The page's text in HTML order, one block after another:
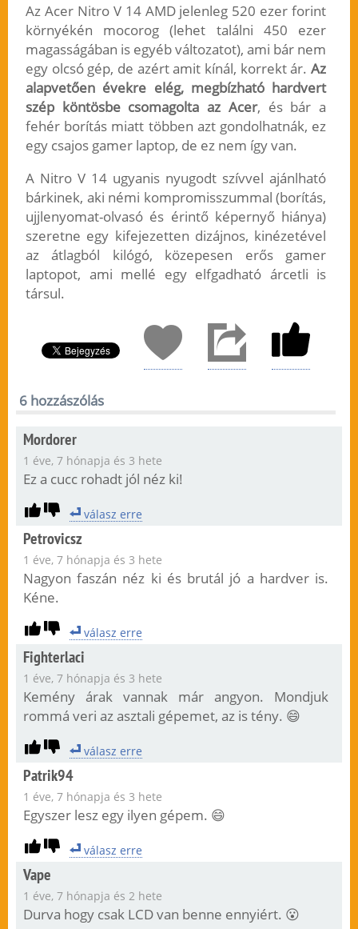
Az Acer Nitro V 14 AMD jelenleg 520 ezer forint
környékén mocorog (lehet találni 450 ezer
magasságában is egyéb változatot), ami bár nem
egy olcsó gép, de azért amit kínál, korrekt ár.Az
alapvetően évekre elég, megbízható hardvert
szép köntösbe csomagolta az Acer, és bár a
fehér borítás miatt többen azt gondolhatnák, ez
egy csajos gamer laptop, de ez nem így van.
A Nitro V 14 ugyanis nyugodt szívvel ajánlható
bárkinek, aki némi kompromisszummal (borítás,
ujjlenyomat-olvasó és érintő képernyő hiánya)
szeretne egy kifejezetten dizájnos, kinézetével
az átlagból kilógó, közepesen erős gamer
laptopot, ami mellé egy elfgadható árcetli is
társul.
6 hozzászólás
Mordorer
1 éve, 7 hónapja és 3 hete
Ez a cucc rohadt jól néz ki!
válasz erre
Petrovicsz
1 éve, 7 hónapja és 3 hete
Nagyon faszán néz ki és brutál jó a hardver is.
Kéne.
válasz erre
Fighterlaci
1 éve, 7 hónapja és 3 hete
Kemény árak vannak már angyon. Mondjuk
rommá veri az asztali gépemet, az is tény. 😄
válasz erre
Patrik94
1 éve, 7 hónapja és 3 hete
Egyszer lesz egy ilyen gépem. 😄
válasz erre
Vape
1 éve, 7 hónapja és 2 hete
Durva hogy csak LCD van benne ennyiért. 😮